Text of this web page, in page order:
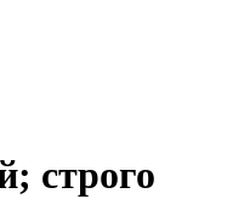
строго